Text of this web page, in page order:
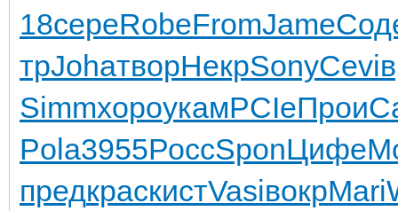
18сереRobeFromJame
трJohaтворНекрSonyCevi
SimmхороукамPCIeПрои
Pola3955РоссSponЦифе
предкраскистVasiвокрMari